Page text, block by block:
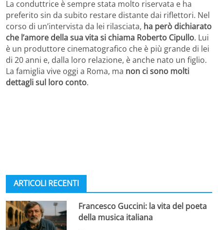
La conduttrice è sempre stata molto riservata e ha
preferito sin da subito restare distante dai riflettori. Nel
corso di un’intervista da lei rilasciata, ha però dichiarato
che l’amore della sua vita si chiama Roberto Cipullo. Lui
è un produttore cinematografico che è più grande di lei
di 20 anni e, dalla loro relazione, è anche nato un figlio.
La famiglia vive oggi a Roma, ma non ci sono molti
dettagli sul loro conto.
ARTICOLI RECENTI
Francesco Guccini: la vita del poeta
della musica italiana